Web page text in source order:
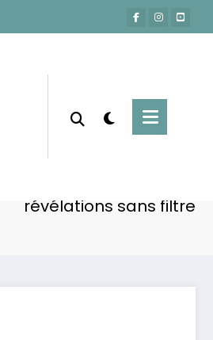
révélations sans filtre